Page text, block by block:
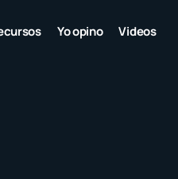
Yo opino Videos